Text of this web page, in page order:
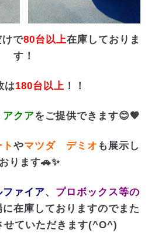
けで80台以上在庫しておりま
す！
は180台以上 ！！
アクアをご提供できます😊🧡
やマツダ デミオ も展示し
ります🚗✨
ファイア、 プロボックス等の
に在庫しておりますのでまた
せていただきます(^O^)